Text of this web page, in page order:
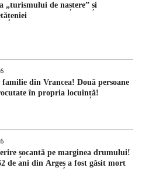
„turismului de naștere” și
din Vrancea! Două persoane
în propria locuință!
șocantă pe marginea drumului!
de ani din Argeș a fost găsit mort